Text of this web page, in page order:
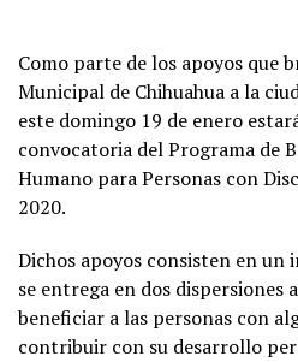
Como parte de los apoyos que
Municipal de Chihuahua a la
este domingo 19 de enero
convocatoria del Programa de
Humano para Personas con
2020.
Dichos apoyos consisten en un
se entrega en dos dispersiones
beneficiar a las personas con
contribuir con su desarrollo